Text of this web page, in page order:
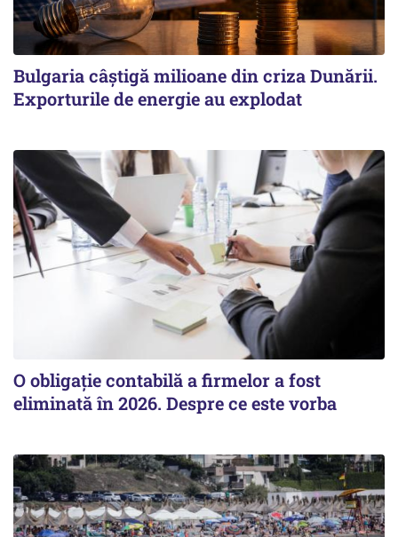
Bulgaria câștigă milioane din criza Dunării.
Exporturile de energie au explodat
O obligație contabilă a firmelor a fost
eliminată în 2026. Despre ce este vorba